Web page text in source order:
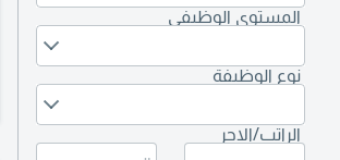
المستوى الوظيفي
نوع الوظيفة
الراتب/الاجر